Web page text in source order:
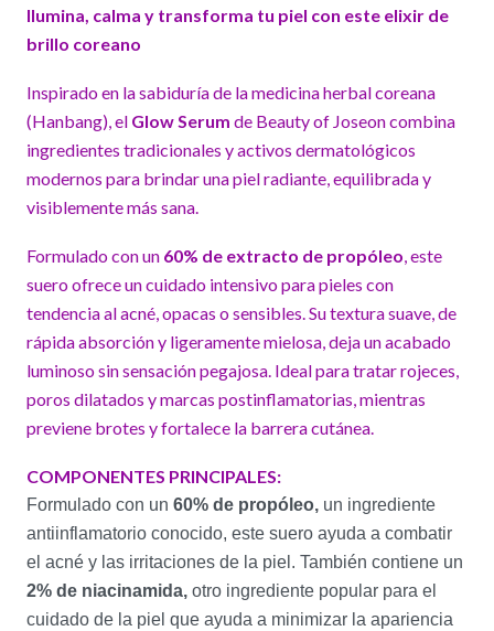
Ilumina, calma y transforma tu piel con este elixir de
brillo coreano
Inspirado en la sabiduría de la medicina herbal coreana
(Hanbang), el Glow Serum de Beauty of Joseon combina
ingredientes tradicionales y activos dermatológicos
modernos para brindar una piel radiante, equilibrada y
visiblemente más sana.
Formulado con un 60% de extracto de propóleo, este
suero ofrece un cuidado intensivo para pieles con
tendencia al acné, opacas o sensibles. Su textura suave, de
rápida absorción y ligeramente mielosa, deja un acabado
luminoso sin sensación pegajosa. Ideal para tratar rojeces,
poros dilatados y marcas postinflamatorias, mientras
previene brotes y fortalece la barrera cutánea.
COMPONENTES PRINCIPALES:
Formulado con un 60% de propóleo, un ingrediente
antiinflamatorio conocido, este suero ayuda a combatir
el acné y las irritaciones de la piel. También contiene un
2% de niacinamida, otro ingrediente popular para el
cuidado de la piel que ayuda a minimizar la apariencia